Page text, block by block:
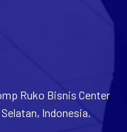
Ruko Bisnis Center
Indonesia.